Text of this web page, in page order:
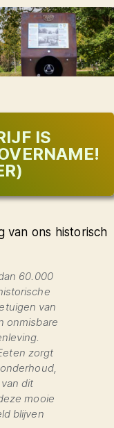
stem
IS
van ons historisch
60.000
van
onmisbare
zorgt
dit
mooie
blijven